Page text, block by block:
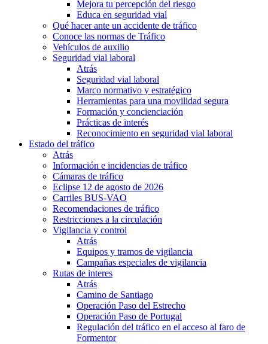
Mejora tu percepción del riesgo
Educa en seguridad vial
Qué hacer ante un accidente de tráfico
Conoce las normas de Tráfico
Vehículos de auxilio
Seguridad vial laboral
Atrás
Seguridad vial laboral
Marco normativo y estratégico
Herramientas para una movilidad segura
Formación y concienciación
Prácticas de interés
Reconocimiento en seguridad vial laboral
Estado del tráfico
Atrás
Información e incidencias de tráfico
Cámaras de tráfico
Eclipse 12 de agosto de 2026
Carriles BUS-VAO
Recomendaciones de tráfico
Restricciones a la circulación
Vigilancia y control
Atrás
Equipos y tramos de vigilancia
Campañas especiales de vigilancia
Rutas de interes
Atrás
Camino de Santiago
Operación Paso del Estrecho
Operación Paso de Portugal
Regulación del tráfico en el acceso al faro de
Formentor